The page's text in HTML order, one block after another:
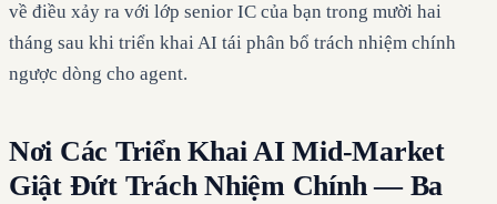
về điều xảy ra với lớp senior IC của bạn trong mười hai
tháng sau khi triển khai AI tái phân bổ trách nhiệm chính
ngược dòng cho agent.
Nơi Các Triển Khai AI Mid-Market
Giật Đứt Trách Nhiệm Chính — Ba